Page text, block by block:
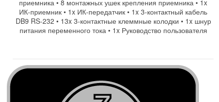
приемника • 8 монтажных ушек крепления приемника • 1x
ИК-приемник • 1x ИК-передатчик • 1x 3-контактный кабель
DB9 RS-232 • 13x 3-контактные клеммные колодки • 1x шнур
питания переменного тока • 1x Руководство пользователя